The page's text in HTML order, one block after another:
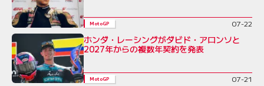
MotoGP 07-22
ホンダ・レーシングがダビド・アロンソと
2027年からの複数年契約を発表
MotoGP 07-21